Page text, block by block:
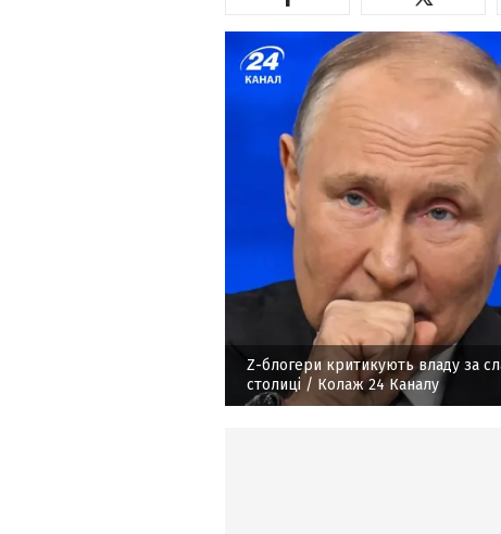
Z-блогери критикують владу за
столиці / Колаж 24 Каналу